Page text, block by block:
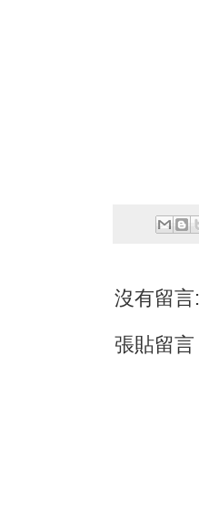
沒有留言:
張貼留言